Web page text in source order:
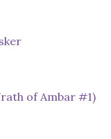
of Ambar #1)